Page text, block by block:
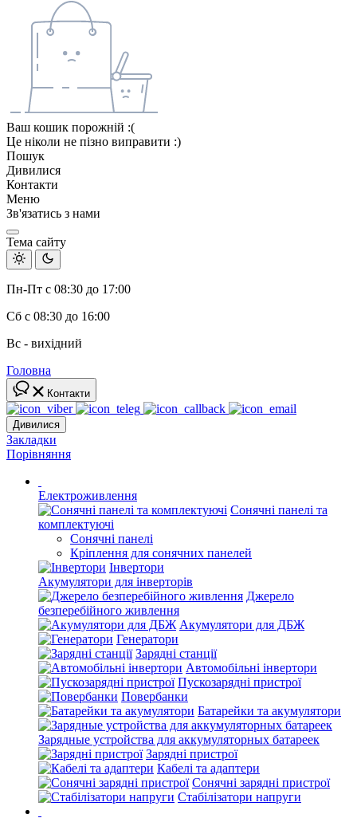
Ваш кошик порожній :(
Це ніколи не пізно виправити :)
Пошук
Дивилися
Контакти
Меню
Зв'язатись з нами
Тема сайту
Пн-Пт с 08:30 до 17:00
Сб с 08:30 до 16:00
Вс - вихідний
Головна
Контакти
Дивилися
Закладки
Порівняння
Електроживлення
Сонячні панелі та
комплектуючі
Сонячні панелі
Кріплення для сонячних панелей
Інвертори
Акумулятори для інверторів
Джерело
безперебійного живлення
Акумулятори для ДБЖ
Генератори
Зарядні станції
Автомобільні інвертори
Пускозарядні пристрої
Повербанки
Батарейки та акумулятори
Зарядные устройства для аккумуляторных батареек
Зарядні пристрої
Кабелі та адаптери
Сонячні зарядні пристрої
Стабілізатори напруги